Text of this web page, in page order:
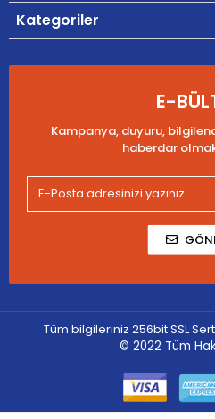
Kategoriler
E-
Kampanya, duyuru,
haberdar
Tüm bilgileriniz 256bit SSL
© 2022 Tüm